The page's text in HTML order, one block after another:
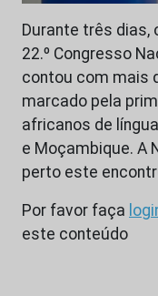
Durante três dias,
22.º Congresso
contou com mais
marcado pela
africanos de
e Moçambique. A
perto este
Por favor faça
este conteúdo